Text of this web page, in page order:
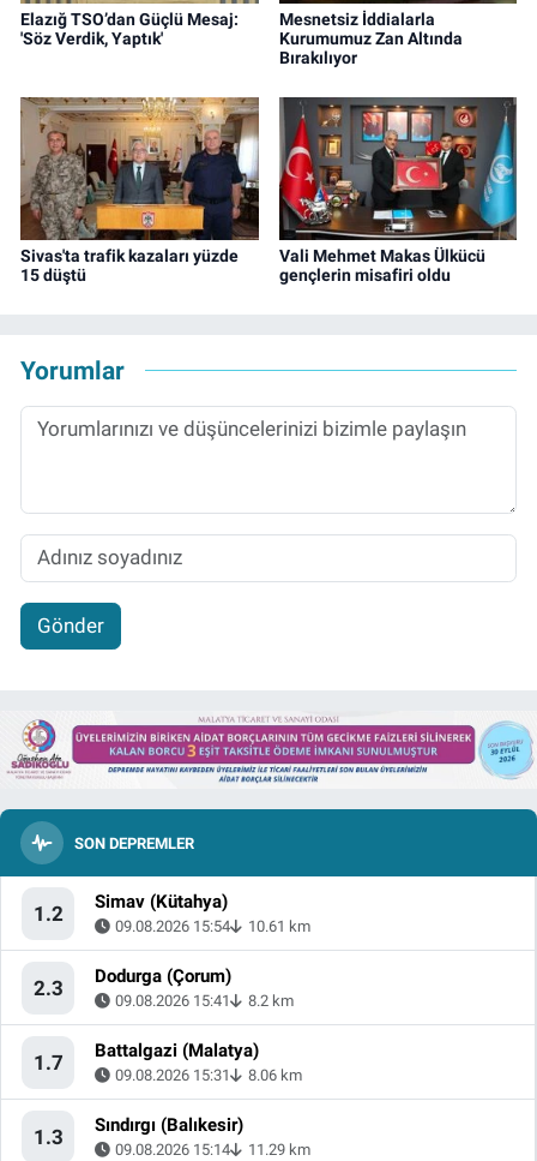
Elazığ TSO’dan Güçlü Mesaj:
'Söz Verdik, Yaptık'
Mesnetsiz İddialarla
Kurumumuz Zan Altında
Bırakılıyor
Sivas'ta trafik kazaları yüzde
15 düştü
Vali Mehmet Makas Ülkücü
gençlerin misafiri oldu
Yorumlar
Gönder
SON DEPREMLER
1.2 Simav (Kütahya)
09.08.2026 15:54 10.61 km
2.3 Dodurga (Çorum)
09.08.2026 15:41 8.2 km
1.7 Battalgazi (Malatya)
09.08.2026 15:31 8.06 km
1.3 Sındırgı (Balıkesir)
09.08.2026 15:14 11.29 km